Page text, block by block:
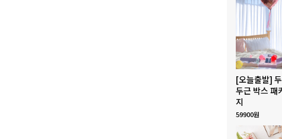
[오늘출발]
두근 박스 패
지
59900원